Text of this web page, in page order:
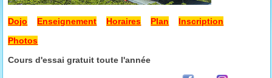
Dojo Enseignement Horaires Plan
Inscription
Photos
Cours d'essai gratuit toute l'année